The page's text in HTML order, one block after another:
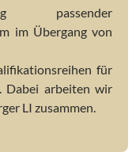
passender
im Übergang von
für
Dabei arbeiten wir
LI zusammen.